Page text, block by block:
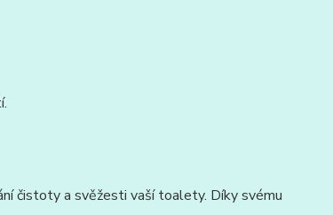
čistoty a svěžesti vaší toalety. Díky svému